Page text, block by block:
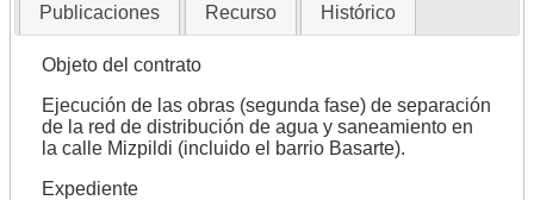
Publicaciones Recurso Histórico
Objeto del contrato
Ejecución de las obras (segunda fase) de separación
de la red de distribución de agua y saneamiento en
la calle Mizpildi (incluido el barrio Basarte).
Expediente